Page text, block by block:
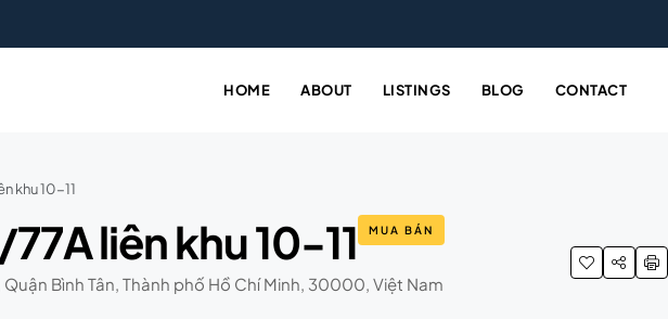
HOME ABOUT LISTINGS BLOG CONTACT
khu 10-11
liên khu 10-11 MUA BÁN
Bình Tân, Thành phố Hồ Chí Minh, 30000, Việt Nam